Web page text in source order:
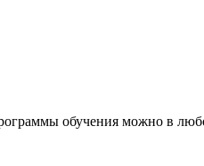
обучения можно в